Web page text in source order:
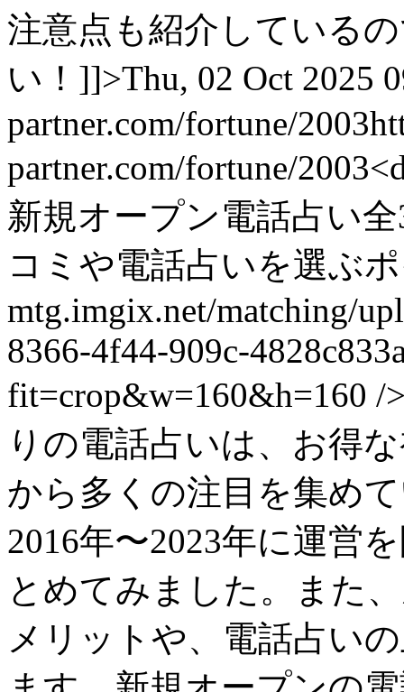
注意点も紹介している
い！]]>Thu, 02 Oct 2025
partner.com/fortune/2003
partner.com/fortune/2003
新規オープン電話占い
コミや電話占いを選ぶ
mtg.imgix.net/matching/
8366-4f44-909c-
fit=crop&w=160&h=160
りの電話占いは、お得
から多くの注目を集め
2016年〜2023年に運営
とめてみました。また
メリットや、電話占い